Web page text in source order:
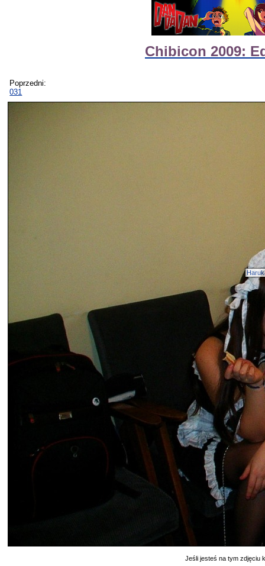
Chibicon 2009:
Poprzedni:
031
Jeśli jesteś na tym zdjęciu